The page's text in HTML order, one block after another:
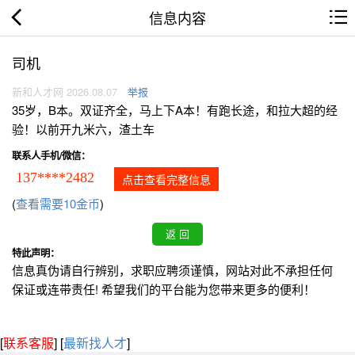
信息内容
司机
新和人才网 2026.08.07 举报
35岁，B本。双证齐全，马上下A本！有跑长途，和拉大超的经
验！以前开九米六，渣土车
联系人手机/微信：
137****2482 点击查看完整信息
(查看需要10金币)
特此声明：
信息真伪请自行辨别，求职应聘须谨慎，网站对此不承担任何
保证或连带责任! 希望我们的平台能为您带来更多的便利！
[联系客服] [最新找人才]